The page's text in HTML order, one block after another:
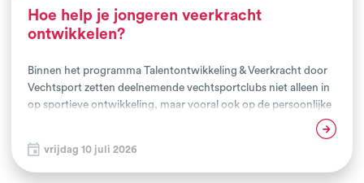
Hoe help je jongeren veerkracht
ontwikkelen?
Binnen het programma Talentontwikkeling & Veerkracht door
Vechtsport zetten deelnemende vechtsportclubs niet alleen in
op sportieve ontwikkeling, maar vooral ook op de persoonlijke
groei van jongeren. Een belangrijk onderdeel van het traject is
trainers en samenwerkende professionals uit het sociaal
domein. Deze maand kwamen trainers, assistent-trainers en
vrijdag 10 juli 2026